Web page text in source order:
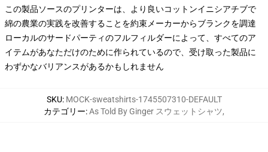
この製品ソースのプリンターは、より良いコットンイニシアチブで
綿の農業の実践を改善することを約束メーカーからブランクを調達
ローカルのサードパーティのフルフィルダーによって、すべてのア
イテムがあなただけのために作られているので、受け取った製品に
わずかなバリアンスがあるかもしれません
SKU: MOCK-sweatshirts-1745507310-DEFAULT
カテゴリー:As Told By Ginger スウェットシャツ,